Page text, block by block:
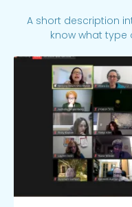
A short description
know what type